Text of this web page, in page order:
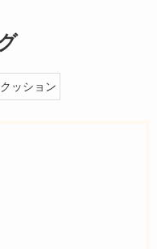
ッション